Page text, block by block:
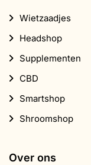
Wietzaadjes
Headshop
Supplementen
CBD
Smartshop
Shroomshop
Over ons